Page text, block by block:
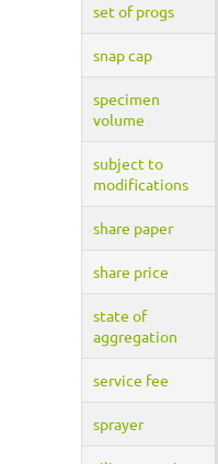
set of progs
snap cap
specimen
volume
subject to
modifications
share paper
share price
state of
aggregation
service fee
sprayer